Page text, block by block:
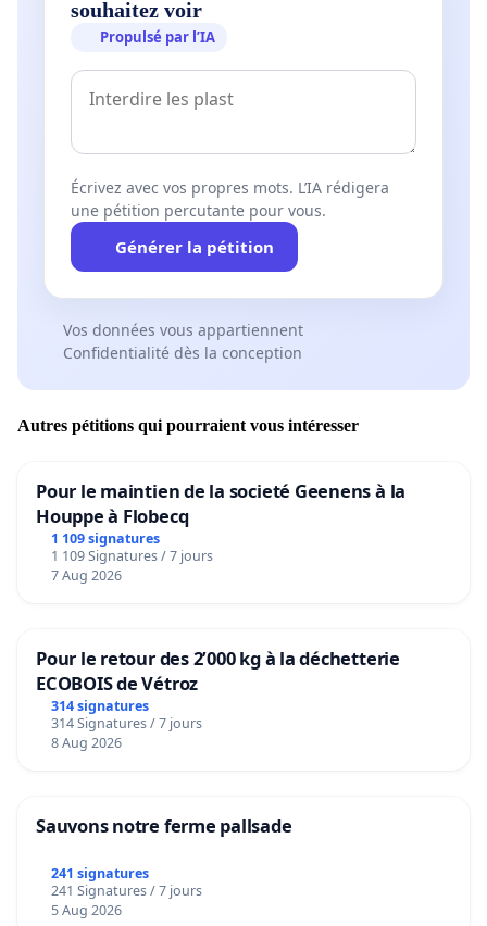
souhaitez voir
Propulsé par l’IA
Écrivez avec vos propres mots. L’IA rédigera
une pétition percutante pour vous.
Générer la pétition
Vos données vous appartiennent
Confidentialité dès la conception
Autres pétitions qui pourraient vous intéresser
Pour le maintien de la societé Geenens à la
Houppe à Flobecq
1 109 signatures
1 109 Signatures / 7 jours
7 Aug 2026
Pour le retour des 2’000 kg à la déchetterie
ECOBOIS de Vétroz
314 signatures
314 Signatures / 7 jours
8 Aug 2026
Sauvons notre ferme pallsade
241 signatures
241 Signatures / 7 jours
5 Aug 2026